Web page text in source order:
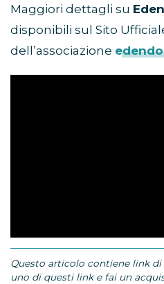
Maggiori dettagli su
disponibili sul Sito
dell’associazione
Questo articolo contiene link di
uno di questi link e fai un